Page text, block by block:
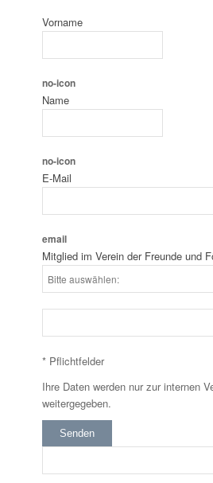
Vorname
no-icon
Name
no-icon
E-Mail
email
Mitglied im Verein der Freunde und
* Pflichtfelder
Ihre Daten werden nur zur internen
weitergegeben.
Senden